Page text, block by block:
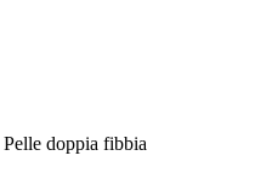
doppia fibbia